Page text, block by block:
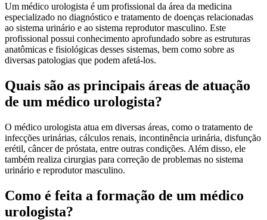
Um médico urologista é um profissional da área da medicina
especializado no diagnóstico e tratamento de doenças relacionadas
ao sistema urinário e ao sistema reprodutor masculino. Este
profissional possui conhecimento aprofundado sobre as estruturas
anatômicas e fisiológicas desses sistemas, bem como sobre as
diversas patologias que podem afetá-los.
Quais são as principais áreas de atuação
de um médico urologista?
O médico urologista atua em diversas áreas, como o tratamento de
infecções urinárias, cálculos renais, incontinência urinária, disfunção
erétil, câncer de próstata, entre outras condições. Além disso, ele
também realiza cirurgias para correção de problemas no sistema
urinário e reprodutor masculino.
Como é feita a formação de um médico
urologista?